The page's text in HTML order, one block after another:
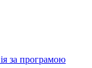
за програмою